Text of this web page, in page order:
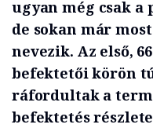
ugyan még csak a
de sokan már
nevezik. Az első,
befektetői körön
ráfordultak a
befektetés